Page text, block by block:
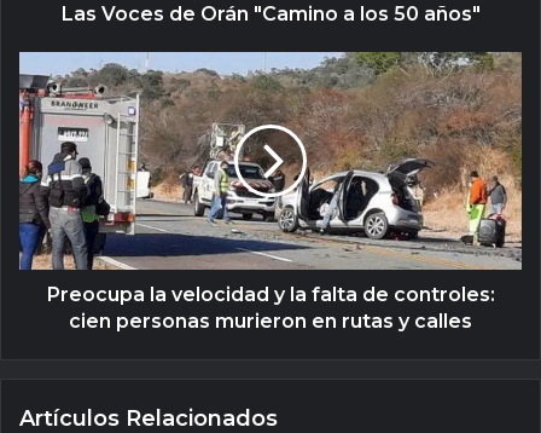
Las Voces de Orán "Camino a los 50 años"
Preocupa la velocidad y la falta de controles:
cien personas murieron en rutas y calles
Artículos Relacionados